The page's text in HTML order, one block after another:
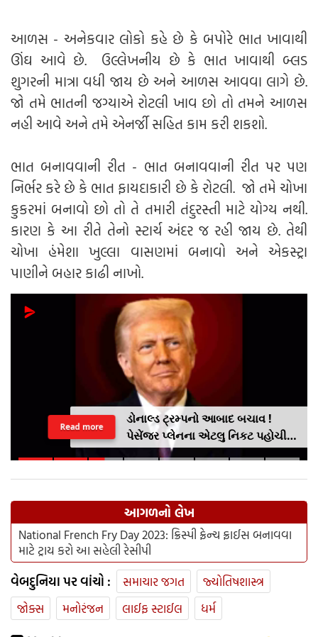
આળસ - અનેકવાર લોકો કહે છે કે બપોરે ભાત ખાવાથી
ઊંઘ આવે છે. ઉલ્લેખનીય છે કે ભાત ખાવાથી બ્લડ
શુગરની માત્રા વધી જાય છે અને આળસ આવવા લાગે છે.
જો તમે ભાતની જગ્યાએ રોટલી ખાવ છો તો તમને આળસ
નહી આવે અને તમે એનર્જી સહિત કામ કરી શકશો.
ભાત બનાવવાની રીત - ભાત બનાવવાની રીત પર પણ
નિર્ભર કરે છે કે ભાત ફાયદાકારી છે કે રોટલી. જો તમે ચોખા
કુકરમાં બનાવો છો તો તે તમારી તંદુરસ્તી માટે યોગ્ય નથી.
કારણ કે આ રીતે તેનો સ્ટાર્ચ અંદર જ રહી જાય છે. તેથી
ચોખા હંમેશા ખુલ્લા વાસણમાં બનાવો અને એકસ્ટ્રા
પાણીને બહાર કાઢી નાખો.
ડોનાલ્ડ ટ્રમ્પનો આબાદ બચાવ !
પેસેંજર પ્લેનના એટલુ નિકટ પહોચી
ગયુ હેલીકોપ્ટર કે શ્વાસ અદ્ધર થઈ
Read more
આગળનો લેખ
National French Fry Day 2023: ક્રિસ્પી ફ્રેન્ચ ફ્રાઈસ બનાવવા
માટે ટ્રાય કરો આ સહેલી રેસીપી
વેબદુનિયા પર વાંચો : સમાચાર જગત
જ્યોતિષશાસ્ત્ર
જોક્સ
મનોરંજન લાઈફ સ્ટાઈલ ધર્મ